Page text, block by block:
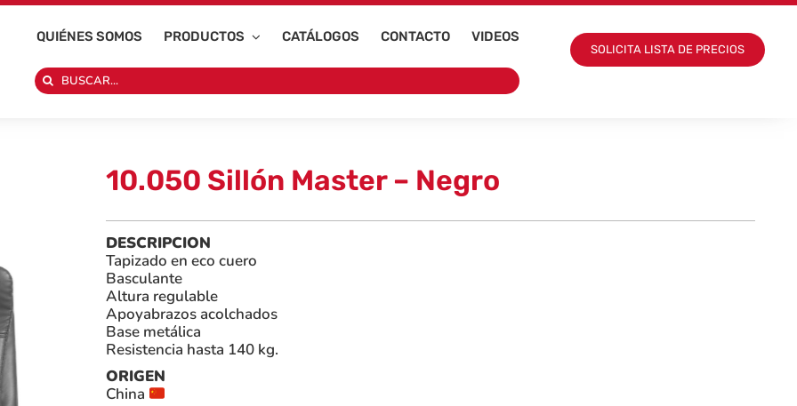
QUIÉNES SOMOS PRODUCTOS CATÁLOGOS CONTACTO VIDEOS
Search
for:
SOLICITA LISTA DE PRECIOS
10.050 Sillón Master – Negro
DESCRIPCION
Tapizado en eco cuero
Basculante
Altura regulable
Apoyabrazos acolchados
Base metálica
Resistencia hasta 140 kg.
ORIGEN
China